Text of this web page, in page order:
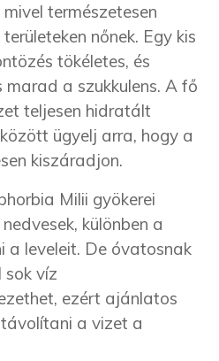
mivel természetesen
nőnek. Egy kis
tökéletes, és
marad a szukkulens. A fő
teljesen hidratált
ügyelj arra, hogy a
kiszáradjon.
Milii gyökerei
különben a
a leveleit. De óvatosnak
sok víz
ezért ajánlatos
a vizet a